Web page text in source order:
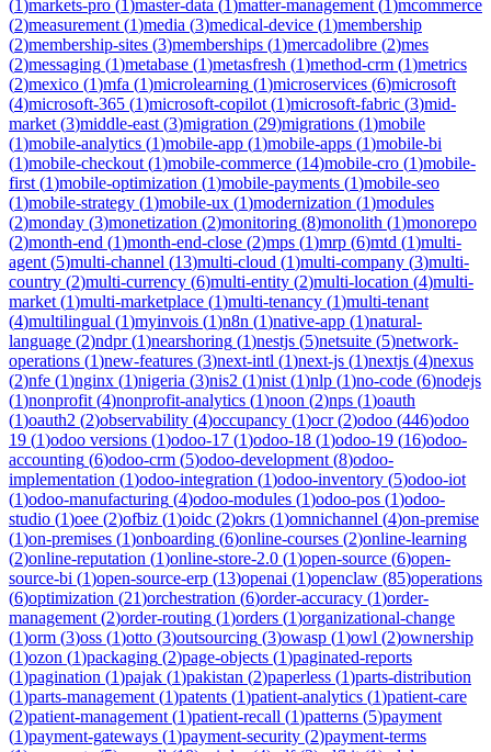
(1)markets-pro (1)master-data (1)matter-management (1)mcommerce
(2)measurement (1)media (3)medical-device (1)membership
(2)membership-sites (3)memberships (1)mercadolibre (2)mes
(2)messaging (1)metabase (1)metasfresh (1)method-crm (1)metrics
(2)mexico (1)mfa (1)microlearning (1)microservices (6)microsoft
(4)microsoft-365 (1)microsoft-copilot (1)microsoft-fabric (3)mid-
market (3)middle-east (3)migration (29)migrations (1)mobile
(1)mobile-analytics (1)mobile-app (1)mobile-apps (1)mobile-bi
(1)mobile-checkout (1)mobile-commerce (14)mobile-cro (1)mobile-
first (1)mobile-optimization (1)mobile-payments (1)mobile-seo
(1)mobile-strategy (1)mobile-ux (1)modernization (1)modules
(2)monday (3)monetization (2)monitoring (8)monolith (1)monorepo
(2)month-end (1)month-end-close (2)mps (1)mrp (6)mtd (1)multi-
agent (5)multi-channel (13)multi-cloud (1)multi-company (3)multi-
country (2)multi-currency (6)multi-entity (2)multi-location (4)multi-
market (1)multi-marketplace (1)multi-tenancy (1)multi-tenant
(4)multilingual (1)myinvois (1)n8n (1)native-app (1)natural-
language (2)ndpr(1)nearshoring (1)nestjs (5)netsuite (5)network-
operations (1)new-features (3)next-intl (1)next-js (1)nextjs (4)nexus
(2)nfe (1)nginx (1)nigeria (3)nis2 (1)nist (1)nlp (1)no-code (6)nodejs
(1)nonprofit (4)nonprofit-analytics (1)noon (2)nps (1)oauth
(1)oauth2 (2)observability (4)occupancy (1)ocr(2)odoo (446)odoo
19 (1)odoo versions (1)odoo-17 (1)odoo-18 (1)odoo-19 (16)odoo-
accounting (6)odoo-crm (5)odoo-development (8)odoo-
implementation (1)odoo-integration (1)odoo-inventory (5)odoo-iot
(1)odoo-manufacturing (4)odoo-modules (1)odoo-pos (1)odoo-
studio (1)oee (2)ofbiz (1)oidc (2)okrs (1)omnichannel (4)on-premise
(1)on-premises (1)onboarding (6)online-courses (2)online-learning
(2)online-reputation (1)online-store-2.0 (1)open-source (6)open-
source-bi (1)open-source-erp (13)openai (1)openclaw (85)operations
(6)optimization (21)orchestration (6)order-accuracy (1)order-
management (2)order-routing (1)orders (1)organizational-change
(1)orm (3)oss (1)otto (3)outsourcing (3)owasp (1)owl (2)ownership
(1)ozon (1)packaging (2)page-objects (1)paginated-reports
(1)pagination (1)pajak (1)pakistan (2)paperless (1)parts-distribution
(1)parts-management (1)patents (1)patient-analytics (1)patient-care
(2)patient-management (1)patient-recall (1)patterns (5)payment
(1)payment-gateways (1)payment-security (2)payment-terms